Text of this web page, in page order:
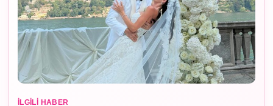
İLGILI HABER